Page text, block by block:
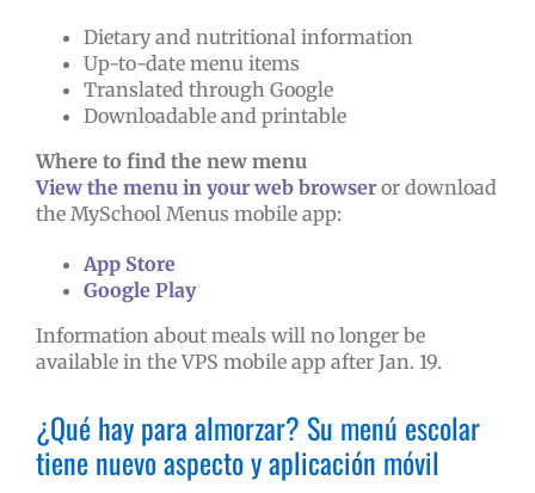
Dietary and nutritional information
Up-to-date menu items
Translated through Google
Downloadable and printable
Where to find the new menu
View the menu in your web browseror download
the MySchool Menus mobile app:
App Store
Google Play
Information about meals will no longer be
available in the VPS mobile app after Jan. 19.
¿Qué hay para almorzar? Su menú escolar
tiene nuevo aspecto y aplicación móvil